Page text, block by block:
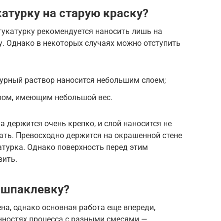
на старую краску?
рекомендуется наносить лишь на
Однако в некоторых случаях можно отступить
раствор наносится небольшим слоем;
имеющим небольшой вес.
держится очень крепко, и слой наносится не
Превосходно держится на окрашенной стене
Однако поверхность перед этим
однако основная работа еще впереди,